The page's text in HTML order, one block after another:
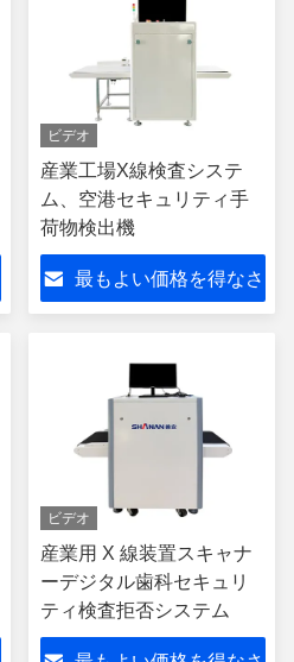
ビデオ
産業工場X線検査システ
ム、空港セキュリティ手
荷物検出機
最もよい価格を得なさ
ビデオ
産業用 X 線装置スキャナ
ーデジタル歯科セキュリ
ティ検査拒否システム